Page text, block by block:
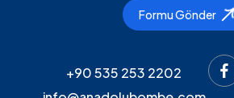
Formu Gönder
+90 535 253 2202